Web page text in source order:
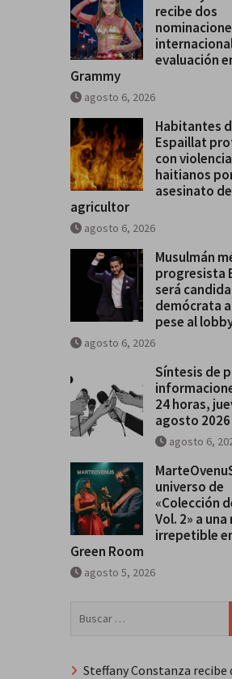
recibe dos
evaluación
Grammy
agosto 6, 2026
Habitantes
Espaillat
con
haitianos
asesinato de
agricultor
agosto 6, 2026
Musulmán
progresista
será
demócrata
pese al
agosto 6, 2026
Síntesis de
24 horas,
agosto 2026
agosto 6,
universo de
«Colección
Vol. 2» a una
irrepetible
Green Room
agosto 5, 2026
Steffany Constanza recibe